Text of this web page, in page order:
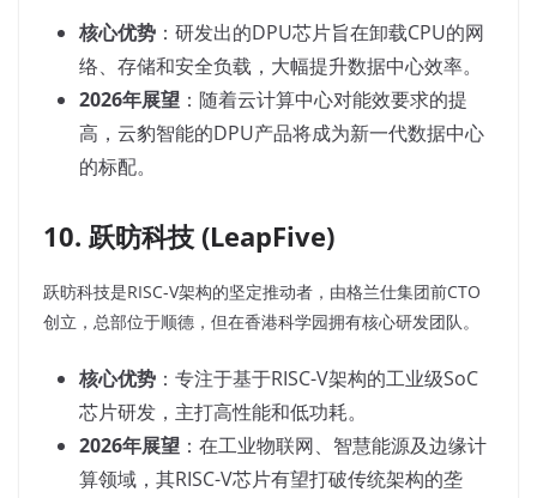
核心优势 ：研发出的DPU芯片旨在卸载CPU的网
络、存储和安全负载，大幅提升数据中心效率。
2026年展望 ：随着云计算中心对能效要求的提
高，云豹智能的DPU产品将成为新一代数据中心
的标配。
10. 跃昉科技 (LeapFive)
跃昉科技是RISC-V架构的坚定推动者，由格兰仕集团前CTO
创立，总部位于顺德，但在香港科学园拥有核心研发团队。
核心优势 ：专注于基于RISC-V架构的工业级SoC
芯片研发，主打高性能和低功耗。
2026年展望 ：在工业物联网、智慧能源及边缘计
算领域，其RISC-V芯片有望打破传统架构的垄